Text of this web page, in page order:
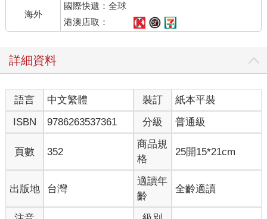
海外
國際快遞：全球
港澳店取：
詳細資料
語言 中文繁體 裝訂
紙本平裝
ISBN
9786263537361 分級 普通級
頁數 352
商品規
格
25開15*21cm
出版地 台灣
適讀年
齡
全齡適讀